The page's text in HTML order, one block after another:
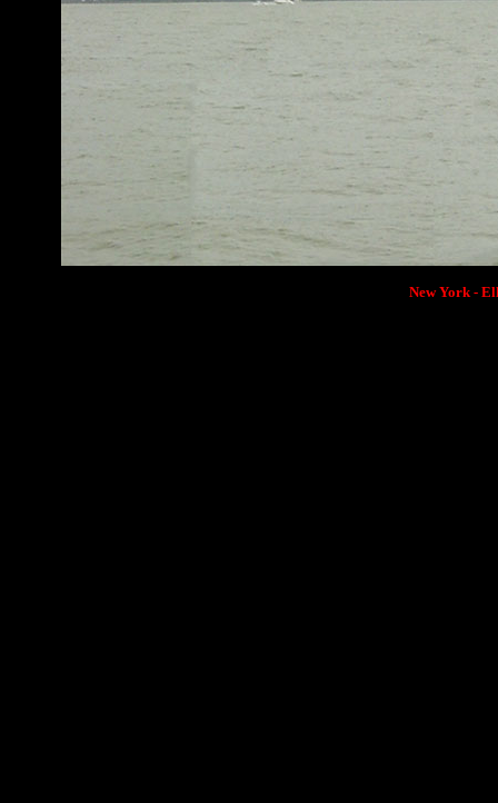
New York -